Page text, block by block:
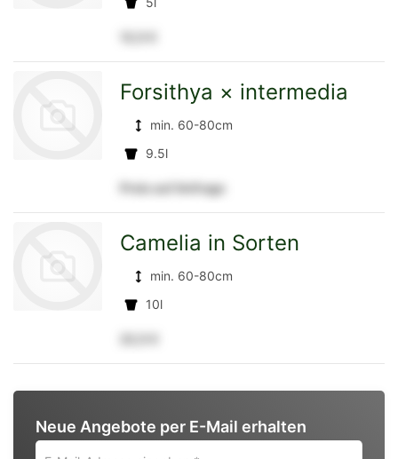
Forsithya × intermedia
min. 60-80cm
9.5l
Preis auf Anfrage
Detailseite
Camelia in Sorten
min. 60-80cm
10l
Neue Angebote per E-Mail erhalten